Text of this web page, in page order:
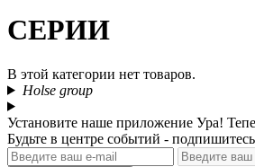
СЕРИИ
В этой категории нет товаров.
Holse group
Установите наше приложение Ура!
Будьте в центре событий -